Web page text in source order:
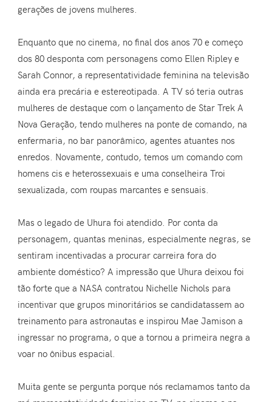
gerações de jovens mulheres.
Enquanto que no cinema, no final dos anos 70 e começo
dos 80 desponta com personagens como Ellen Ripley e
Sarah Connor, a representatividade feminina na televisão
ainda era precária e estereotipada. A TV só teria outras
mulheres de destaque com o lançamento de Star Trek A
Nova Geração, tendo mulheres na ponte de comando, na
enfermaria, no bar panorâmico, agentes atuantes nos
enredos. Novamente, contudo, temos um comando com
homens cis e heterossexuais e uma conselheira Troi
sexualizada, com roupas marcantes e sensuais.
Mas o legado de Uhura foi atendido. Por conta da
personagem, quantas meninas, especialmente negras, se
sentiram incentivadas a procurar carreira fora do
ambiente doméstico? A impressão que Uhura deixou foi
tão forte que a NASA contratou Nichelle Nichols para
incentivar que grupos minoritários se candidatassem ao
treinamento para astronautas e inspirou Mae Jamison a
ingressar no programa, o que a tornou a primeira negra a
voar no ônibus espacial.
Muita gente se pergunta porque nós reclamamos tanto da